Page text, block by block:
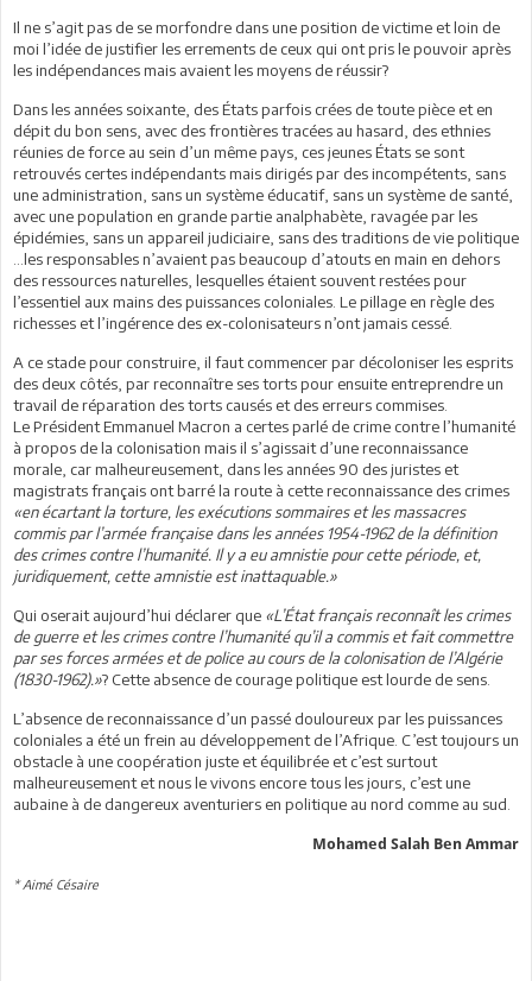
Il ne s’agit pas de se morfondre dans une position de victime et loin de
moi l’idée de justifier les errements de ceux qui ont pris le pouvoir après
les indépendances mais avaient les moyens de réussir?
Dans les années soixante, des États parfois crées de toute pièce et en
dépit du bon sens, avec des frontières tracées au hasard, des ethnies
réunies de force au sein d’un même pays, ces jeunes États se sont
retrouvés certes indépendants mais dirigés par des incompétents, sans
une administration, sans un système éducatif, sans un système de santé,
avec une population en grande partie analphabète, ravagée par les
épidémies, sans un appareil judiciaire, sans des traditions de vie politique
…les responsables n’avaient pas beaucoup d’atouts en main en dehors
des ressources naturelles, lesquelles étaient souvent restées pour
l’essentiel aux mains des puissances coloniales. Le pillage en règle des
richesses et l’ingérence des ex-colonisateurs n’ont jamais cessé.
A ce stade pour construire, il faut commencer par décoloniser les esprits
des deux côtés, par reconnaître ses torts pour ensuite entreprendre un
travail de réparation des torts causés et des erreurs commises.
Le Président Emmanuel Macron a certes parlé de crime contre l’humanité
à propos de la colonisation mais il s’agissait d’une reconnaissance
morale, car malheureusement, dans les années 90 des juristes et
magistrats français ont barré la route à cette reconnaissance des crimes
«en écartant la torture, les exécutions sommaires et les massacres
commis par l’armée française dans les années 1954-1962 de la définition
des crimes contre l’humanité. Il y a eu amnistie pour cette période, et,
juridiquement, cette amnistie est inattaquable.»
Qui oserait aujourd’hui déclarer que «L’État français reconnaît les crimes
de guerre et les crimes contre l’humanité qu’il a commis et fait commettre
par ses forces armées et de police au cours de la colonisation de l’Algérie
(1830-1962).»? Cette absence de courage politique est lourde de sens.
L’absence de reconnaissance d’un passé douloureux par les puissances
coloniales a été un frein au développement de l’Afrique. C’est toujours un
obstacle à une coopération juste et équilibrée et c’est surtout
malheureusement et nous le vivons encore tous les jours, c’est une
aubaine à de dangereux aventuriers en politique au nord comme au sud.
Mohamed Salah Ben Ammar
* Aimé Césaire